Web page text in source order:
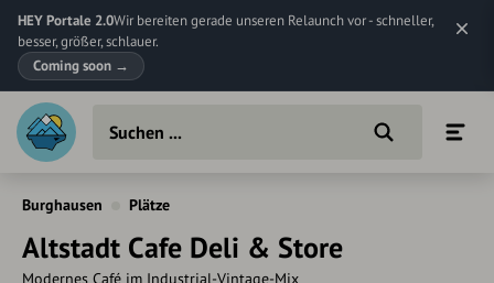
HEY Portale 2.0Wir bereiten gerade unseren Relaunch vor - schneller,
besser, größer, schlauer.
Coming soon →
Burghausen Plätze
Altstadt Cafe Deli & Store
Modernes Café im Industrial-Vintage-Mix